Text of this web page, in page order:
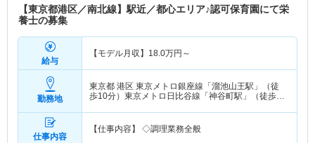
【東京都港区／南北線】駅近／都心エリア♪認可保育園にて栄
養士の募集
給与
【モデル月収】 18.0万円～
勤務地
東京都 港区 東京メトロ銀座線「溜池山王駅」（徒
歩10分）東京メトロ日比谷線「神谷町駅」（徒歩6
仕事内容
【仕事内容】 ◇調理業務全般